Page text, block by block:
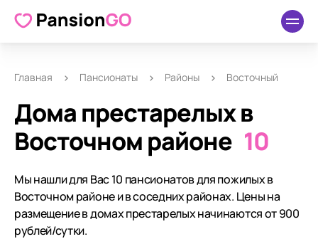
Главная Пансионаты Районы Восточный
Дома престарелых в
Восточном районе 10
Мы нашли для Вас 10 пансионатов для пожилых в
Восточном районе и в соседних районах. Цены на
размещение в домах престарелых начинаются от 900
рублей/сутки.